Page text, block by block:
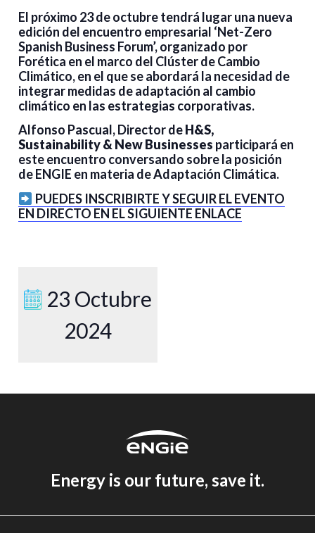
El próximo 23 de octubre tendrá lugar una nueva
edición del encuentro empresarial ‘Net-Zero
Spanish Business Forum’, organizado por
Forética en el marco del Clúster de Cambio
Climático, en el que se abordará la necesidad de
integrar medidas de adaptación al cambio
climático en las estrategias corporativas.
Alfonso Pascual, Director deH&S,
Sustainability & New Businesses participará en
este encuentro conversando sobre la posición
de ENGIE en materia de Adaptación Climática.
PUEDES INSCRIBIRTE Y SEGUIR EL EVENTO
EN DIRECTO EN EL SIGUIENTE ENLACE
23 Octubre
2024
Energy is our future, save it.